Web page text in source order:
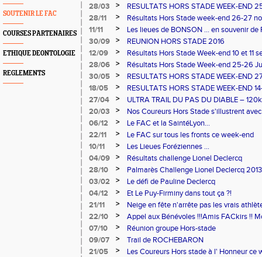
SOUTENIR LE FAC
COURSES PARTENAIRES
ETHIQUE DEONTOLOGIE
REGLEMENTS
28/03
>
RESULTATS HORS STADE WEEK-END
28/11
>
Résultats Hors Stade week-end 26-27
11/11
>
Les lieues de BONSON ... en souvenir
...
30/09 >
REUNION HORS STADE 2016
12/09
>
Résultats Hors Stade Week-end 10 et 11
28/06
>
Résultats Hors Stade Week-end 25-26
30/05
>
RESULTATS HORS STADE WEEK-END
18/05
>
RESULTATS HORS STADE WEEK-END
27/04
>
ULTRA TRAIL DU PAS DU DIABLE –
Jean du Bruel les 23 / 24 avril 2016
20/03 >
Nos Coureurs Hors Stade s'illustrent
06/12
>
Le FAC et la SaintéLyon...
22/11
>
Le FAC sur tous les fronts ce week-end
10/11
>
Les Lieues Foréziennes ...
04/09
>
Résultats challenge Lionel Declercq
28/10
>
Palmarès Challenge Lionel Declercq
03/02
>
Le défi de Pauline Declercq
04/12
>
Et Le Puy-Firminy dans tout ça ?!
21/11
>
Neige en fête n'arrête pas les vrais
22/10
>
Appel aux Bénévoles !!!Amis FACkirs !!
07/10
>
Réunion groupe Hors-stade
09/07
>
Trail de ROCHEBARON
21/05
>
Les Coureurs Hors stade à l' Honneur ce